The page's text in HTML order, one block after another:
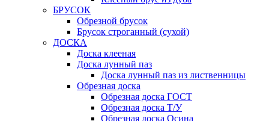
БРУСОК
Обрезной брусок
Брусок строганный (сухой)
ДОСКА
Доска клееная
Доска лунный паз
Доска лунный паз из лиственницы
Обрезная доска
Обрезная доска ГОСТ
Обрезная доска Т/У
Обрезная доска Осина